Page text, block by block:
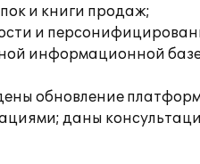
и книги продаж;
и
информационной
обновление
даны